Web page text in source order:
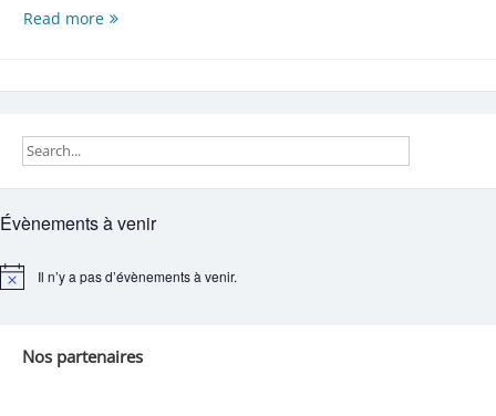
Read more3ème
perdrix
ce
2020
Évènements à venir
Notice Il n’y a pas d’évènements à venir.
Nos partenaires